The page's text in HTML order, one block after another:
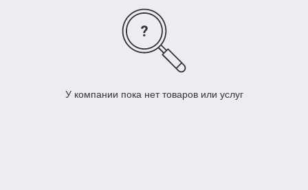
У компании пока нет товаров или услуг